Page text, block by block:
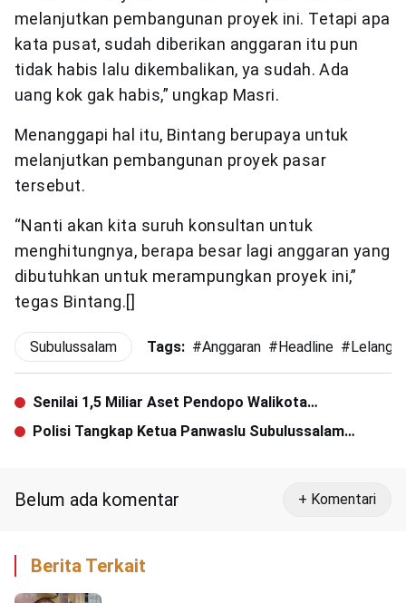
melanjutkan pembangunan proyek ini. Tetapi apa
kata pusat, sudah diberikan anggaran itu pun
tidak habis lalu dikembalikan, ya sudah. Ada
uang kok gak habis,” ungkap Masri.
Menanggapi hal itu, Bintang berupaya untuk
melanjutkan pembangunan proyek pasar
tersebut.
“Nanti akan kita suruh konsultan untuk
menghitungnya, berapa besar lagi anggaran yang
dibutuhkan untuk merampungkan proyek ini,”
tegas Bintang.[]
Subulussalam Tags: #Anggaran # Headline # Lelang
Senilai 1,5 Miliar Aset Pendopo Walikota
Subulussalam Tidak Ada di Tempat
Polisi Tangkap Ketua Panwaslu Subulussalam
Belum ada komentar + Komentari
Berita Terkait